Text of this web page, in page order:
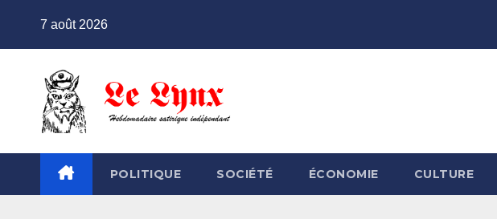
7 août 2026
POLITIQUE SOCIÉTÉ ÉCONOMIE CULTURE